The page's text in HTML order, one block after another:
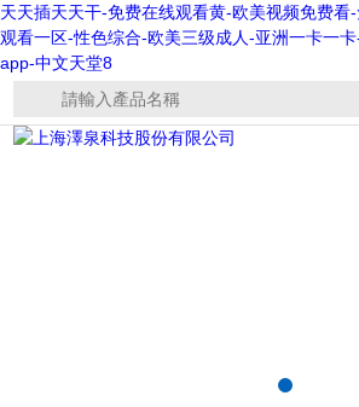
天天插天天干-免费在线观看黄-欧美视频免费看
观看一区-性色综合-欧美三级成人-亚洲一卡一
app-中文天堂8